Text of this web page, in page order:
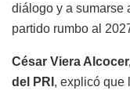
diálogo y a sumarse
partido rumbo al
César Viera
del PRI , explicó que